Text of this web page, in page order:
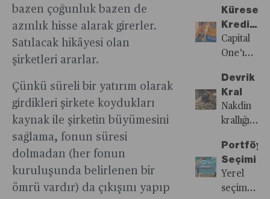
bazen çoğunluk bazen de
azınlık hisse alarak girerler.
Satılacak hikâyesi olan
şirketleri ararlar.
Çünkü süreli bir yatırım olarak
girdikleri şirkete koydukları
kaynak ile şirketin büyümesini
sağlama, fonun süresi
dolmadan (her fonun
kuruluşunda belirlenen bir
ömrü vardır) da çıkışını yapıp
ile
temmuzda
2
taksitte
ödenmesi
gerekiyor.
büyük
bir sınav
verecek
ve eğer
üstünlük
sağlarlarsa
Avrupa’da
belki de
birçok
şey
değişecek.
kazanıp
yeniden
neden
oldu.
Rusya
ve Çin,
gönülsüz
birbirine
daha
fazla
ederken,
emtia
piyasaları
zayıf
dikkat
çekiyor.
geçen
İşsizlik
Sigortası
Fonu’ndan
riskini
azaltmaya
yönelik
çalışmalar
ayrılacak
pay
yüzde
50’ye
göre
56,7
milyon
ziyaretçi,
TÜİK
verilerine
göre de
57
turist
Türkiye’yi
ziyaret
etti.
Küresel
Kredi
Kartı
Savaşı
Saflar
Capital
One’ın
için 35
milyar
dolarlık
teklifi
Visa ve
meydan
okumayı
Devrik
Kral
Nakdin
krallığı
buluyor.
Her ne
kadar
ekonomik
Seçimi
Yerel
seçim